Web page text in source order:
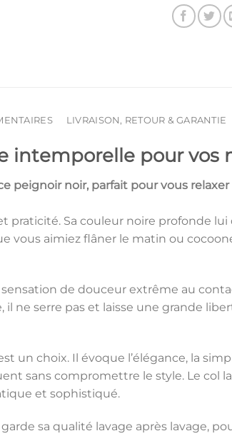
LIVRAISON, RETOUR & GARANTIE
intemporelle pour
peignoir noir, parfait pour vous
praticité. Sa couleur noire profonde
vous aimiez flâner le matin ou
sensation de douceur extrême au
il ne serre pas et laisse une grande
un choix. Il évoque l’élégance, la
sans compromettre le style. Le col
et sophistiqué.
sa qualité lavage après lavage,